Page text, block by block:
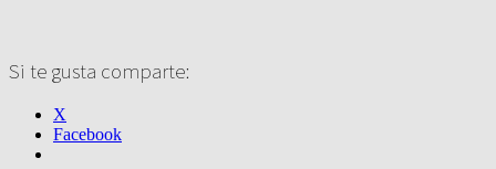
Si te gusta comparte:
X
Facebook